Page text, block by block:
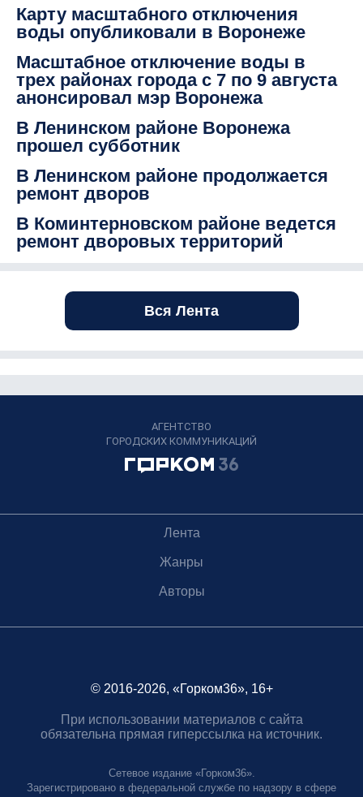
Карту масштабного отключения
воды опубликовали в Воронеже
Масштабное отключение воды в
трех районах города с 7 по 9 августа
анонсировал мэр Воронежа
В Ленинском районе Воронежа
прошел субботник
В Ленинском районе продолжается
ремонт дворов
В Коминтерновском районе ведется
ремонт дворовых территорий
Вся Лента
АГЕНТСТВО
ГОРОДСКИХ КОММУНИКАЦИЙ
Лента
Жанры
Авторы
© 2016-2026, «Горком36», 16+
При использовании материалов с сайта
обязательна прямая гиперссылка на источник.
Сетевое издание «Горком36».
Зарегистрировано в федеральной службе по надзору в сфере